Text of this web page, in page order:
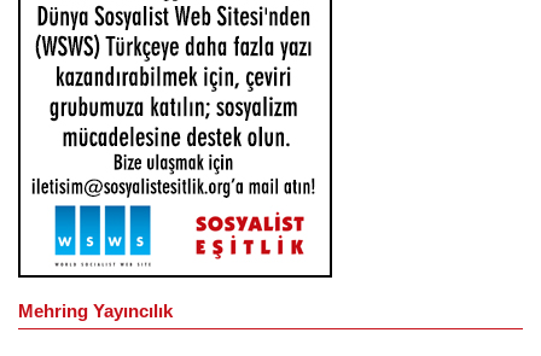
Mehring Yayıncılık